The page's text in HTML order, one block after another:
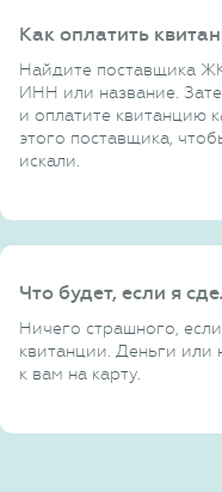
Как оплатить
Найдите поставщика
ИНН или название.
и оплатите квитанцию
этого поставщика,
искали.
Что будет, если я
Ничего страшного,
квитанции. Деньги или
к вам на карту.